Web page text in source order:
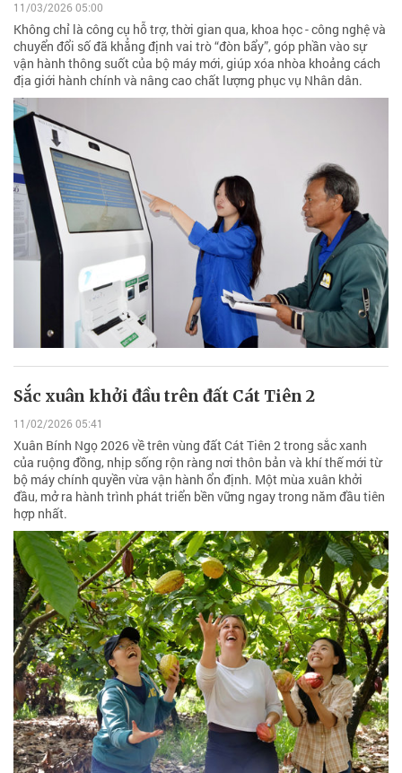
11/03/2026 05:00
Không chỉ là công cụ hỗ trợ, thời gian qua, khoa học - công nghệ và
chuyển đổi số đã khẳng định vai trò “đòn bẩy”, góp phần vào sự
vận hành thông suốt của bộ máy mới, giúp xóa nhòa khoảng cách
địa giới hành chính và nâng cao chất lượng phục vụ Nhân dân.
Sắc xuân khởi đầu trên đất Cát Tiên 2
11/02/2026 05:41
Xuân Bính Ngọ 2026 về trên vùng đất Cát Tiên 2 trong sắc xanh
của ruộng đồng, nhịp sống rộn ràng nơi thôn bản và khí thế mới từ
bộ máy chính quyền vừa vận hành ổn định. Một mùa xuân khởi
đầu, mở ra hành trình phát triển bền vững ngay trong năm đầu tiên
hợp nhất.